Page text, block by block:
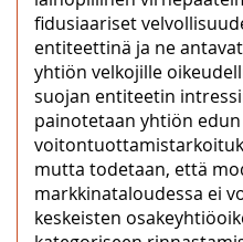
fidusiaariset
entiteettinä ja ne
yhtiön velkojille
suojan entiteetin
painotetaan yhtiön edun
mutta todetaan, että
markkinataloudessa ei
keskeisten